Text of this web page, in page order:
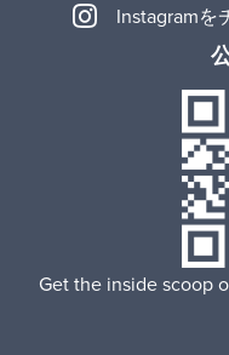
Instagramを
Get the inside scoop